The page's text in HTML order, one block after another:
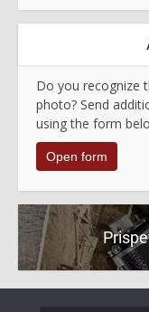
Do you recognize
photo? Send
using the form
Open form